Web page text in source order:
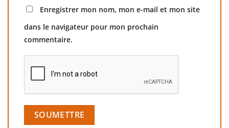
Enregistrer mon nom, mon e-mail et mon site
dans le navigateur pour mon prochain
commentaire.